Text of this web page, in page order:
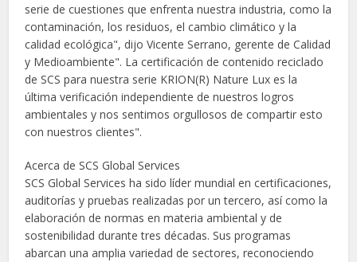
serie de cuestiones que enfrenta nuestra industria, como la
contaminación, los residuos, el cambio climático y la
calidad ecológica", dijo Vicente Serrano, gerente de Calidad
y Medioambiente". La certificación de contenido reciclado
de SCS para nuestra serie KRION(R) Nature Lux es la
última verificación independiente de nuestros logros
ambientales y nos sentimos orgullosos de compartir esto
con nuestros clientes".
Acerca de SCS Global Services
SCS Global Services ha sido líder mundial en certificaciones,
auditorías y pruebas realizadas por un tercero, así como la
elaboración de normas en materia ambiental y de
sostenibilidad durante tres décadas. Sus programas
abarcan una amplia variedad de sectores, reconociendo